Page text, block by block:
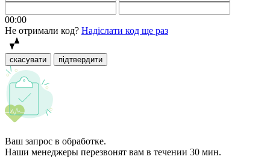
00:00
Не отримали код? Надіслати код ще раз
скасувати підтвердити
Ваш запрос в обработке.
Наши менеджеры перезвонят вам в течении 30 мин.